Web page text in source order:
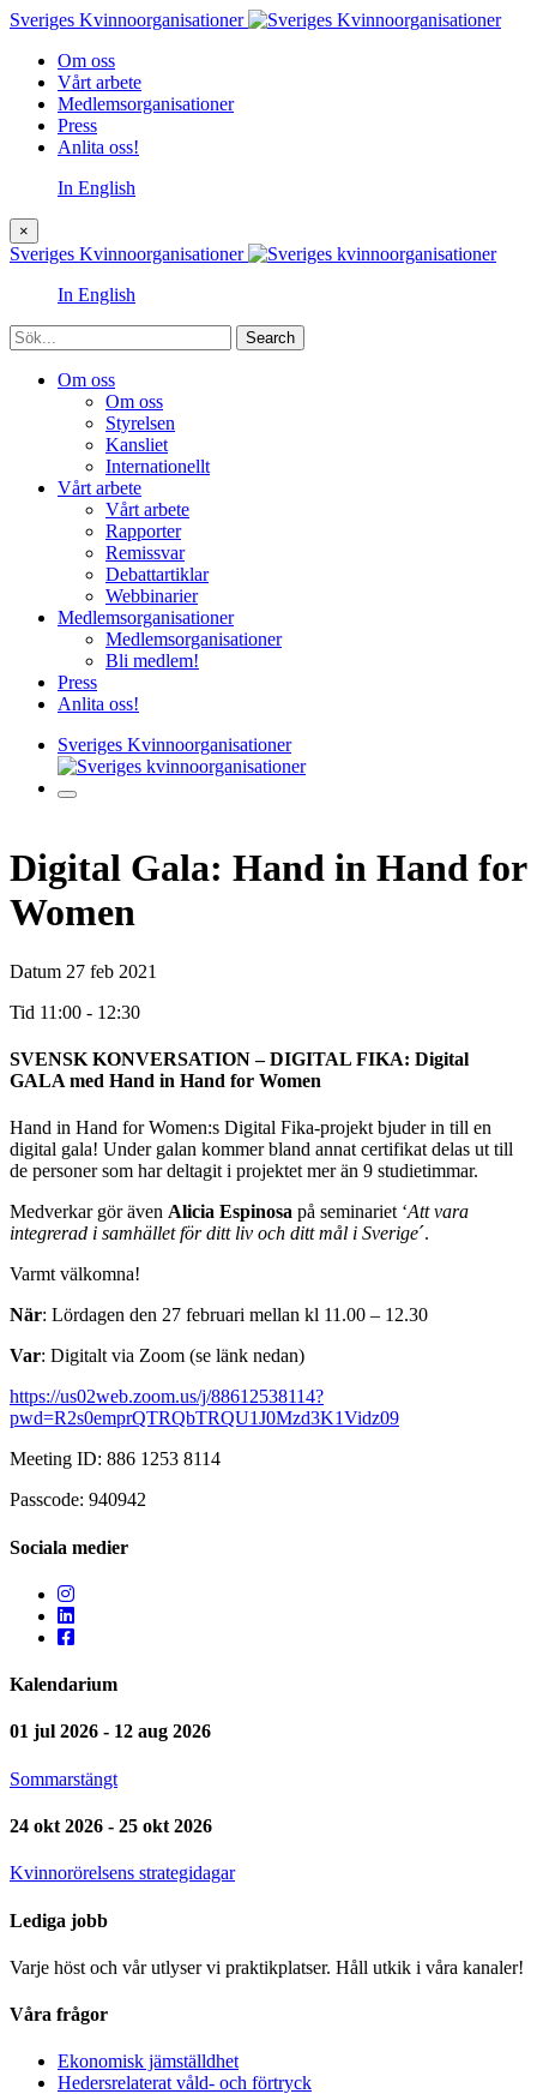
Sveriges Kvinnoorganisationer
Om oss
Vårt arbete
Medlemsorganisationer
Press
Anlita oss!
In English
×
Sveriges Kvinnoorganisationer
In English
Sök
Om oss
Om oss
Styrelsen
Kansliet
Internationellt
Vårt arbete
Vårt arbete
Rapporter
Remissvar
Debattartiklar
Webbinarier
Medlemsorganisationer
Medlemsorganisationer
Bli medlem!
Press
Anlita oss!
Sveriges Kvinnoorganisationer
Digital Gala: Hand in Hand for
Women
Datum 27 feb 2021
Tid 11:00 - 12:30
SVENSK KONVERSATION – DIGITAL FIKA: Digital
GALA med Hand in Hand for Women
Hand in Hand for Women:s Digital Fika-projekt bjuder in till en
digital gala! Under galan kommer bland annat certifikat delas ut till
de personer som har deltagit i projektet mer än 9 studietimmar.
Medverkargöräven Alicia Espinosa på seminariet ‘Att vara
integrerad i samhället för ditt liv och ditt mål i Sverige´.
Varmt välkomna!
När: Lördagen den 27 februari mellan kl 11.00 – 12.30
Var: Digitalt via Zoom (se länk nedan)
https://us02web.zoom.us/j/88612538114?
pwd=R2s0emprQTRQbTRQU1J0Mzd3K1Vidz09
Meeting ID: 886 1253 8114
Passcode: 940942
Sociala medier
Kalendarium
01 jul 2026 - 12 aug 2026
Sommarstängt
24 okt 2026 - 25 okt 2026
Kvinnorörelsens strategidagar
Lediga jobb
Varje höst och vår utlyser vi praktikplatser. Håll utkik i våra kanaler!
Våra frågor
Ekonomisk jämställdhet
Hedersrelaterat våld- och förtryck